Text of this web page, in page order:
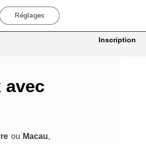
& Électriciens
Inscription
avec
ou Macau,
Réglages